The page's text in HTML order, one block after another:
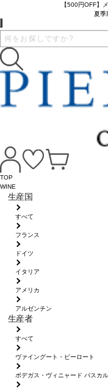
【500円OFF】
夏季
TOP
WINE
生産国
すべて
フランス
ドイツ
イタリア
アメリカ
アルゼンチン
生産者
すべて
ヴァイングート・ピーロート
ボデガス・ヴィニャード パスカ